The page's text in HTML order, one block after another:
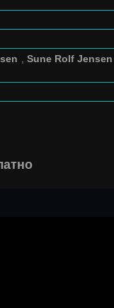
Sune Rolf Jensen